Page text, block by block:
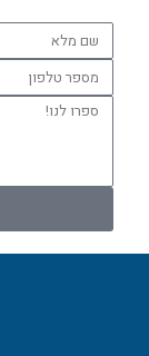
שם
מלא
מספר
טלפון
ספרו